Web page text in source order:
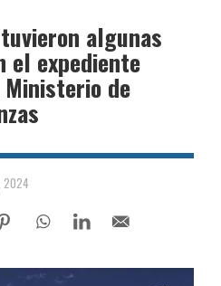
algunas
el expediente
de
2024